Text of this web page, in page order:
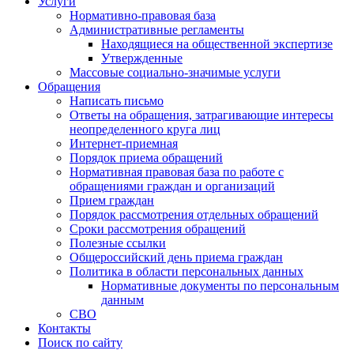
Нормативно-правовая база
Административные регламенты
Находящиеся на общественной экспертизе
Утвержденные
Массовые социально-значимые услуги
Обращения
Написать письмо
Ответы на обращения, затрагивающие интересы
неопределенного круга лиц
Интернет-приемная
Порядок приема обращений
Нормативная правовая база по работе с
обращениями граждан и организаций
Прием граждан
Порядок рассмотрения отдельных обращений
Сроки рассмотрения обращений
Полезные ссылки
Общероссийский день приема граждан
Политика в области персональных данных
Нормативные документы по персональным
данным
СВО
Контакты
Поиск по сайту